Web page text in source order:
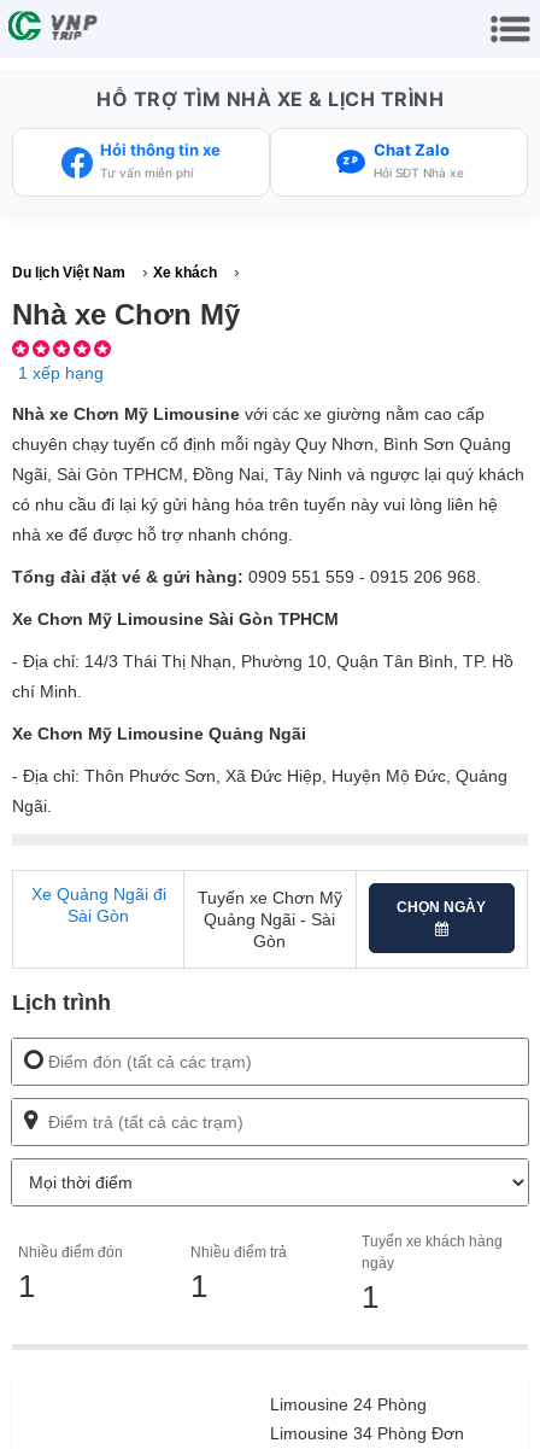
HỖ TRỢ TÌM NHÀ XE & LỊCH TRÌNH
Hỏi thông tin xe
Tư vấn miễn phí
Chat Zalo
Hỏi SĐT Nhà xe
Du lịch Việt Nam › Xe khách ›
Nhà xe Chơn Mỹ
1 xếp hạng
Nhà xe Chơn Mỹ Limousine với các xe giường nằm cao cấp
chuyên chạy tuyến cố định mỗi ngày Quy Nhơn, Bình Sơn Quảng
Ngãi, Sài Gòn TPHCM, Đồng Nai, Tây Ninh và ngược lại quý khách
có nhu cầu đi lại ký gửi hàng hóa trên tuyến này vui lòng liên hệ
nhà xe để được hỗ trợ nhanh chóng.
Tổng đài đặt vé & gửi hàng: 0909 551 559 - 0915 206 968.
Xe Chơn Mỹ Limousine Sài Gòn TPHCM
- Địa chỉ: 14/3 Thái Thị Nhạn, Phường 10, Quận Tân Bình, TP. Hồ
chí Minh
Xe Chơn Mỹ Limousine Quảng Ngãi
- Địa chỉ: Thôn Phước Sơn, Xã Đức Hiệp, Huyện Mộ Đức, Quảng
Ngãi.
Xe Quảng Ngãi đi
Sài Gòn
Tuyến xe Chơn Mỹ
Quảng Ngãi - Sài
Gòn
Lịch trình
Nhiều điểm đón
1
Nhiều điểm trả
1
Tuyến xe khách hàng
ngày
1
Limousine 24 Phòng
Limousine 34 Phòng Đơn